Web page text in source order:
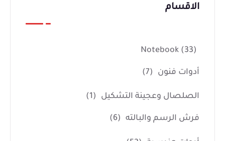
الاقسام
Notebook (33)
أدوات فنون (7)
الصلصال وعجينة التشكيل (1)
فرش الرسم والبالته (6)